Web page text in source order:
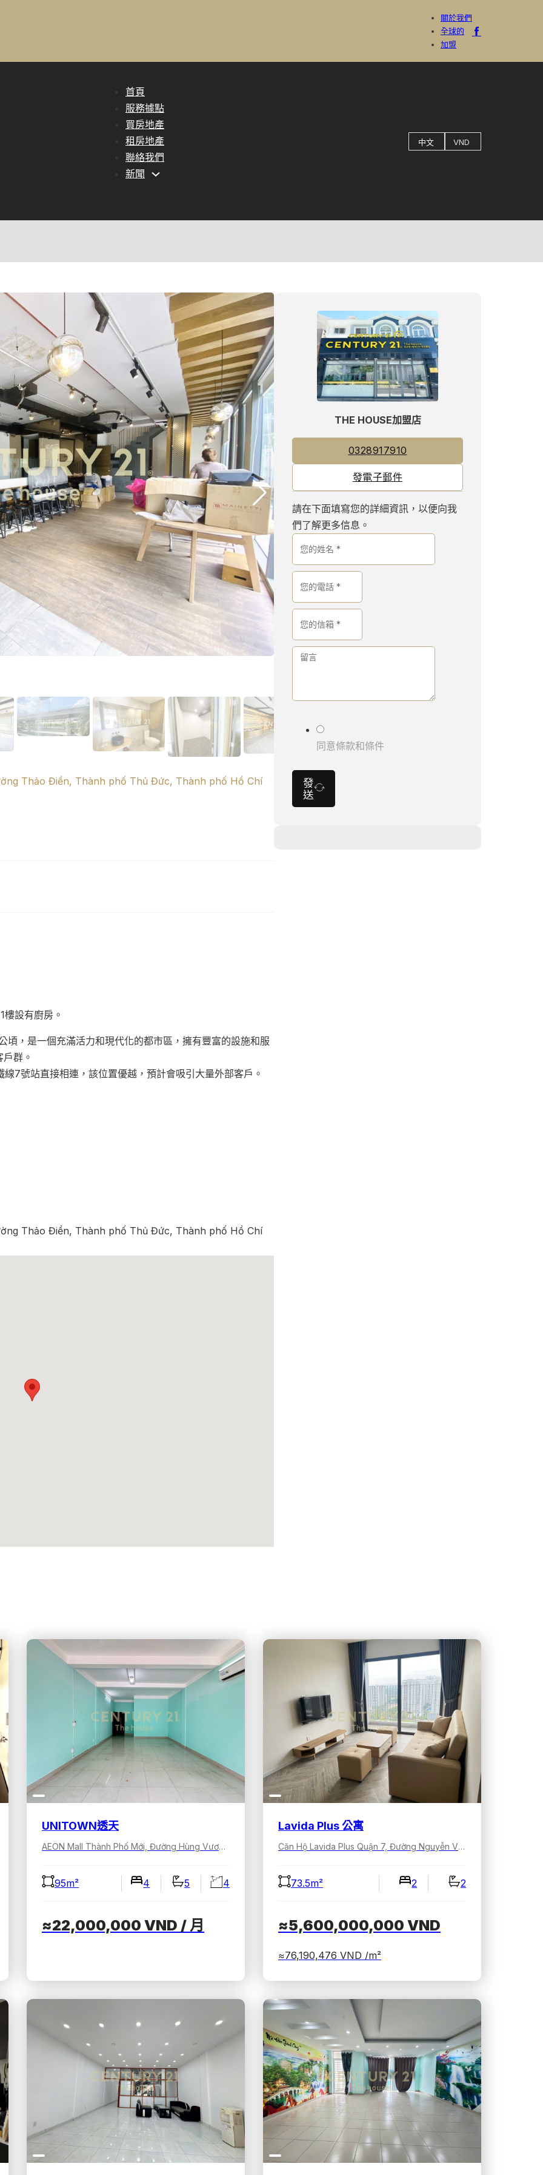
關於我們
全球的
加盟
首頁
服務據點
買房地產
租房地產
聯絡我們
新聞
Thảo Điền, Thành phố Thủ Đức, Thành phố Hồ Chí
設有廚房。
，是一個充滿活力和現代化的都市區，擁有豐富的設施和服
群。
7號站直接相連，該位置優越，預計會吸引大量外部客戶。
Thảo Điền, Thành phố Thủ Đức, Thành phố Hồ Chí
THE HOUSE加盟店
0328917910
發電子郵件
請在下面填寫您的詳細資訊，以便向我
們了解更多信息。
同意條款和條件
發
送
UNITOWN透天
AEON Mall Thành Phố Mới, Đường Hùng Vương, Bình Dương, Hồ Chí Minh, Việt Nam
95m² 4 5 4
≈22,000,000 VND / 月
Lavida Plus 公寓
Căn Hộ Lavida Plus Quận 7, Đường Nguyễn Văn Linh, Tân Hưng, Hồ Chí Minh, Việt Nam
73.5m² 2 2
≈5,600,000,000 VND
≈76,190,476 VND /m²